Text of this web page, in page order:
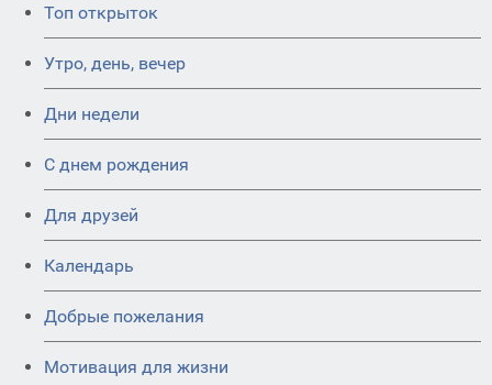
Топ открыток
Утро, день, вечер
Дни недели
C днем рождения
Для друзей
Календарь
Добрые пожелания
Мотивация для жизни